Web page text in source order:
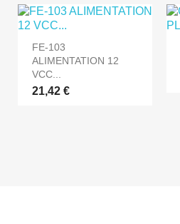
FE-103
ALIMENTATION 12
VCC...
21,42 €